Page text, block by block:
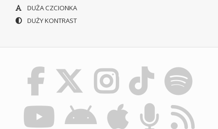
DUŻA CZCIONKA
DUŻY KONTRAST